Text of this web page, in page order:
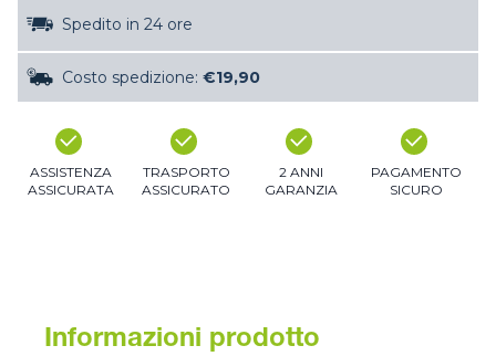
Spedito in 24 ore
Costo spedizione: €19,90
ASSISTENZA
ASSICURATA
TRASPORTO
ASSICURATO
2 ANNI
GARANZIA
PAGAMENTO
SICURO
Informazioni prodotto